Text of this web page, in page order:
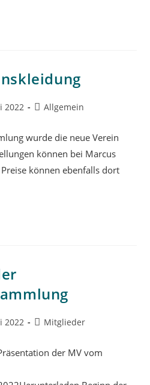
2022 Allgemein
wurde die neue Verein
können bei Marcus
können ebenfalls dort
2022 Mitglieder
der MV vom